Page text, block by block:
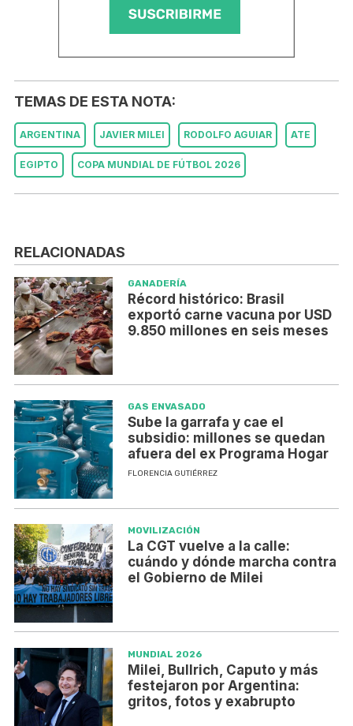
TEMAS DE ESTA NOTA:
ARGENTINA JAVIER MILEI RODOLFO AGUIAR ATE
EGIPTO COPA MUNDIAL DE FÚTBOL 2026
RELACIONADAS
GANADERÍA
Récord histórico: Brasil
exportó carne vacuna por USD
9.850 millones en seis meses
GAS ENVASADO
Sube la garrafa y cae el
subsidio: millones se quedan
afuera del ex Programa Hogar
FLORENCIA GUTIÉRREZ
MOVILIZACIÓN
La CGT vuelve a la calle:
cuándo y dónde marcha contra
el Gobierno de Milei
MUNDIAL 2026
Milei, Bullrich, Caputo y más
festejaron por Argentina:
gritos, fotos y exabrupto